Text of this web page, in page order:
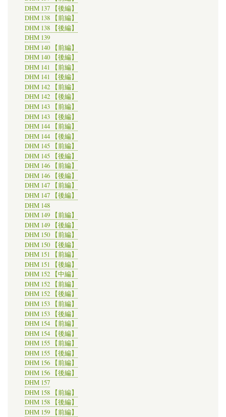
DHM 137 【後編】
DHM 138 【前編】
DHM 138 【後編】
DHM 139
DHM 140 【前編】
DHM 140 【後編】
DHM 141 【前編】
DHM 141 【後編】
DHM 142 【前編】
DHM 142 【後編】
DHM 143 【前編】
DHM 143 【後編】
DHM 144 【前編】
DHM 144 【後編】
DHM 145 【前編】
DHM 145 【後編】
DHM 146 【前編】
DHM 146 【後編】
DHM 147 【前編】
DHM 147 【後編】
DHM 148
DHM 149 【前編】
DHM 149 【後編】
DHM 150 【前編】
DHM 150 【後編】
DHM 151 【前編】
DHM 151 【後編】
DHM 152 【中編】
DHM 152 【前編】
DHM 152 【後編】
DHM 153 【前編】
DHM 153 【後編】
DHM 154 【前編】
DHM 154 【後編】
DHM 155 【前編】
DHM 155 【後編】
DHM 156 【前編】
DHM 156 【後編】
DHM 157
DHM 158 【前編】
DHM 158 【後編】
DHM 159 【前編】